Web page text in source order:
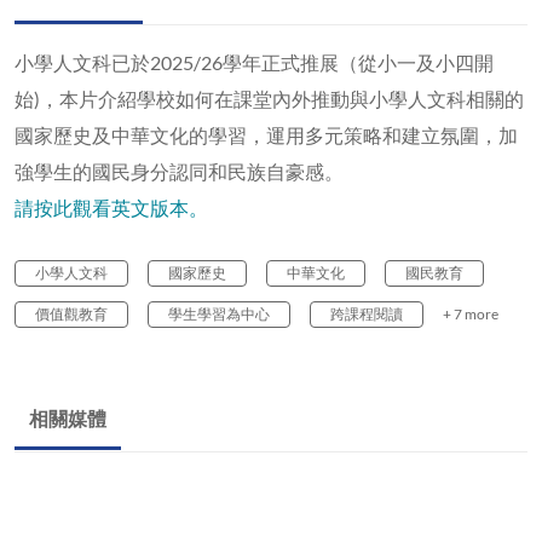
小學人文科已於2025/26學年正式推展（從小一及小四開
始)，本片介紹學校如何在課堂內外推動與小學人文科相關的
國家歷史及中華文化的學習，運用多元策略和建立氛圍，加
強學生的國民身分認同和民族自豪感。
請按此觀看英文版本。
小學人文科 國家歷史 中華文化 國民教育
價值觀教育 學生學習為中心 跨課程閱讀 + 7 more
相關媒體